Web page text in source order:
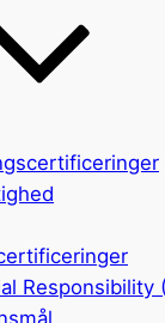
Responsibility